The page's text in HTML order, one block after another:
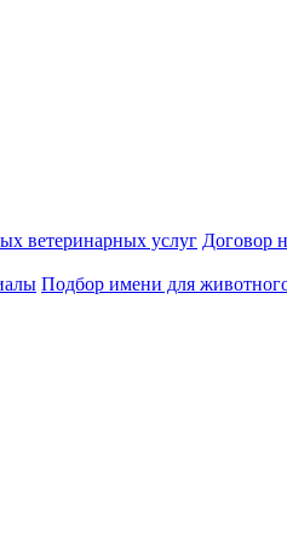
ветеринарных услуг Договор
Подбор имени для